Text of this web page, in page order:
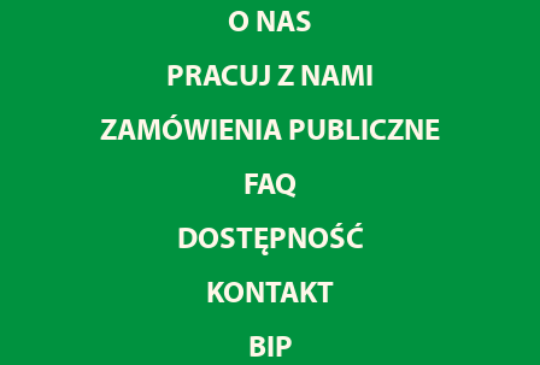
O NAS
PRACUJ Z NAMI
ZAMÓWIENIA PUBLICZNE
FAQ
DOSTĘPNOŚĆ
KONTAKT
BIP